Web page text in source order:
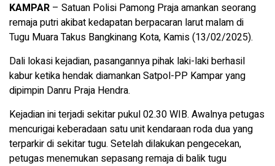
KAMPAR – Satuan Polisi Pamong Praja amankan seorang
remaja putri akibat kedapatan berpacaran larut malam di
Tugu Muara Takus Bangkinang Kota, Kamis (13/02/2025).
Dali lokasi kejadian, pasangannya pihak laki-laki berhasil
kabur ketika hendak diamankan Satpol-PP Kampar yang
dipimpin Danru Praja Hendra.
Kejadian ini terjadi sekitar pukul 02.30 WIB. Awalnya petugas
mencurigai keberadaan satu unit kendaraan roda dua yang
terparkir di sekitar tugu. Setelah dilakukan pengecekan,
petugas menemukan sepasang remaja di balik tugu